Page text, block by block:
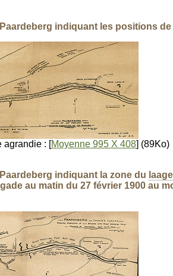
indiquant les positions de
agrandie : [Moyenne 995 X 408]
indiquant la zone du
au matin du 27 février 1900 au